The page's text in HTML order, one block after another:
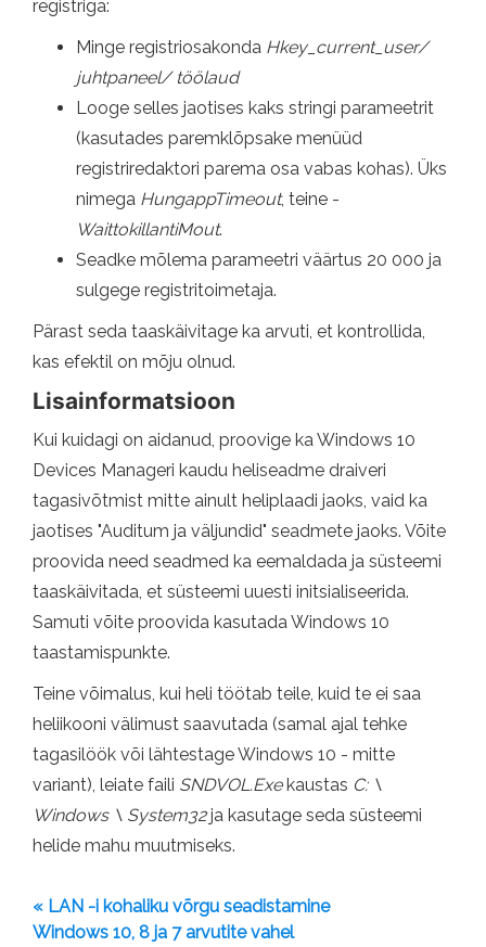
registriga:
Minge registriosakonda Hkey_current_user/
juhtpaneel/ töölaud
Looge selles jaotises kaks stringi parameetrit
(kasutades paremklõpsake menüüd
registriredaktori parema osa vabas kohas). Üks
nimega HungappTimeout, teine -
WaittokillantiMout.
Seadke mõlema parameetri väärtus 20 000 ja
sulgege registritoimetaja.
Pärast seda taaskäivitage ka arvuti, et kontrollida,
kas efektil on mõju olnud.
Lisainformatsioon
Kui kuidagi on aidanud, proovige ka Windows 10
Devices Manageri kaudu heliseadme draiveri
tagasivõtmist mitte ainult heliplaadi jaoks, vaid ka
jaotises "Auditum ja väljundid" seadmete jaoks. Võite
proovida need seadmed ka eemaldada ja süsteemi
taaskäivitada, et süsteemi uuesti initsialiseerida.
Samuti võite proovida kasutada Windows 10
taastamispunkte.
Teine võimalus, kui heli töötab teile, kuid te ei saa
heliikooni välimust saavutada (samal ajal tehke
tagasilöök või lähtestage Windows 10 - mitte
variant), leiate faili SNDVOL.Exekaustas C: \
Windows \ System32ja kasutage seda süsteemi
helide mahu muutmiseks.
« LAN -i kohaliku võrgu seadistamine
Windows 10, 8 ja 7 arvutite vahel